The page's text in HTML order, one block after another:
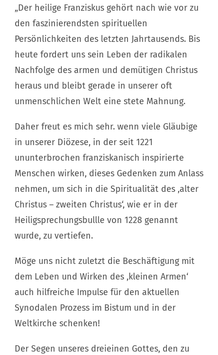
„Der heilige Franziskus gehört nach wie vor zu
den faszinierendsten spirituellen
Persönlichkeiten des letzten Jahrtausends. Bis
heute fordert uns sein Leben der radikalen
Nachfolge des armen und demütigen Christus
heraus und bleibt gerade in unserer oft
unmenschlichen Welt eine stete Mahnung.
Daher freut es mich sehr. wenn viele Gläubige
in unserer Diözese, in der seit 1221
ununterbrochen franziskanisch inspirierte
Menschen wirken, dieses Gedenken zum Anlass
nehmen, um sich in die Spiritualität des ,alter
Christus – zweiten Christus‘, wie er in der
Heiligsprechungsbullle von 1228 genannt
wurde, zu vertiefen.
Möge uns nicht zuletzt die Beschäftigung mit
dem Leben und Wirken des ,kleinen Armen‘
auch hilfreiche Impulse für den aktuellen
Synodalen Prozess im Bistum und in der
Weltkirche schenken!
Der Segen unseres dreieinen Gottes, den zu